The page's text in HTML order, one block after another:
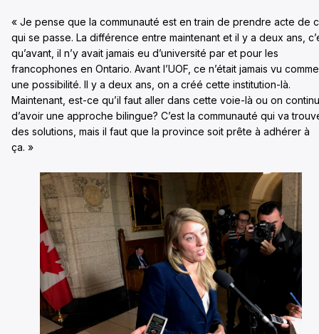
« Je pense que la communauté est en train de prendre acte de
qui se passe. La différence entre maintenant et il y a deux ans,
qu’avant, il n’y avait jamais eu d’université par et pour les
francophones en Ontario. Avant l’UOF, ce n’était jamais vu comme
une possibilité. Il y a deux ans, on a créé cette institution-là.
Maintenant, est-ce qu’il faut aller dans cette voie-là ou on
d’avoir une approche bilingue? C’est la communauté qui va
des solutions, mais il faut que la province soit prête à adhérer à
ça. »